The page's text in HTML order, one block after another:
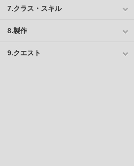
7.クラス・スキル
8.製作
9.クエスト